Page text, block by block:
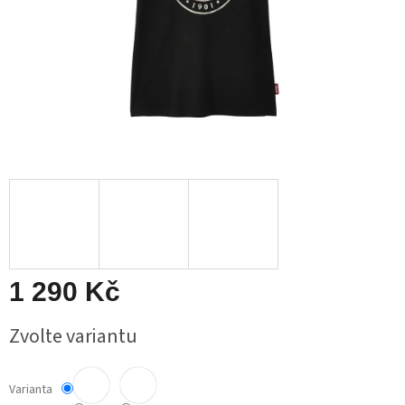
1 290 Kč
cena:
Zvolte variantu
Varianta